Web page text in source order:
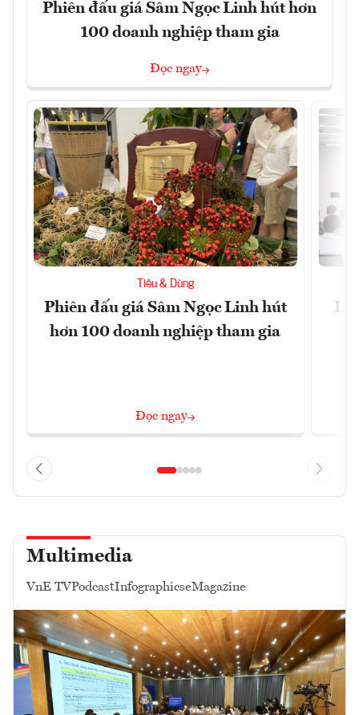
Phiên đấu giá Sâm Ngọc Linh hút hơn
100 doanh nghiệp tham gia
Đọc ngay
Tiêu & Dùng
Phiên đấu giá Sâm Ngọc Linh hút
hơn 100 doanh nghiệp tham gia
Đọc ngay
Multimedia
VnE TVPodcastInfographicseMagazine